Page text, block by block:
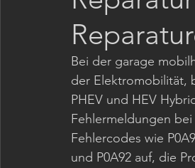
Bei der garage
der Elektromobilität,
PHEV und HEV
Fehlermeldungen
Fehlercodes wie
und P0A92 auf, die